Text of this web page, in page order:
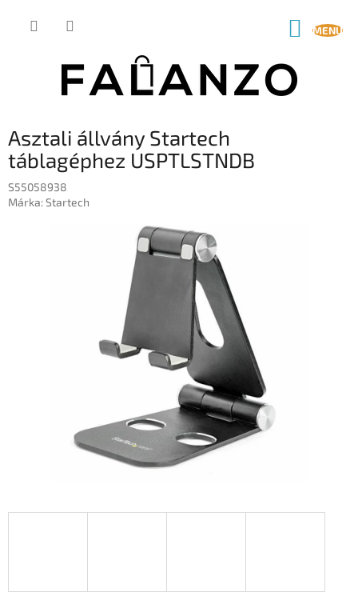
KOSÁR
Asztali állvány Startech
táblagéphez USPTLSTNDB
S55058938
Márka:Startech